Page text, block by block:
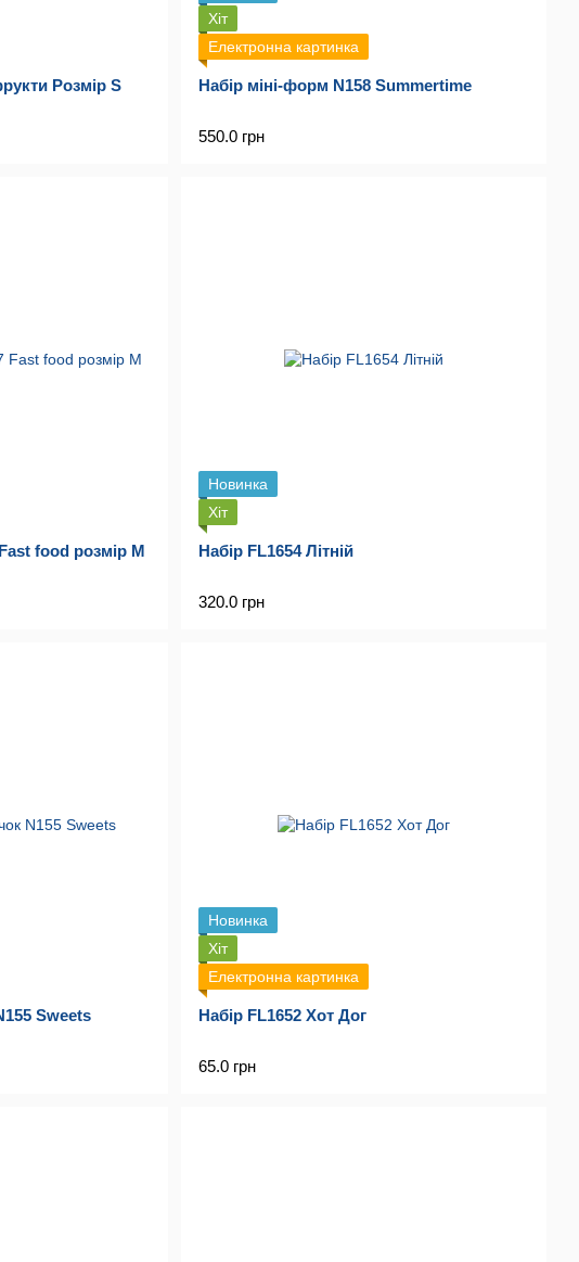
Розмір S
Хіт
Електронна картинка
Набір міні-форм N158 Summertime
550.0 грн
food розмір M
Новинка
Хіт
Набір FL1654 Літній
320.0 грн
Sweets
Новинка
Хіт
Електронна картинка
Набір FL1652 Хот Дог
65.0 грн